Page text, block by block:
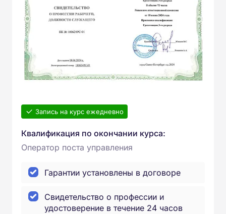
Запись на курс ежедневно
Квалификация по окончании курса:
Оператор поста управления
Гарантии установлены в договоре
Свидетельство о профессии и
удостоверение в течение 24 часов